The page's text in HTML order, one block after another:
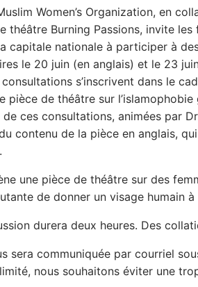
Women’s Organization, en
théâtre Burning Passions, invite les
capitale nationale à participer à
le 20 juin (en anglais) et le 23
s’inscrivent dans le
pièce de théâtre sur l’islamophobie
de ces consultations, animées par
contenu de la pièce en anglais,
une pièce de théâtre sur des
de donner un visage humain
durera deux heures. Des
sera communiquée par courriel
nous souhaitons éviter une